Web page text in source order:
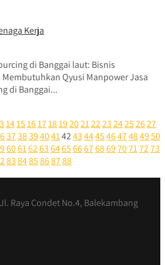
Kerja
di Banggai laut: Bisnis
Membutuhkan Qyusi Manpower Jasa
di Banggai...
1415161718192021222324252627
3738394041424344454647484950
6061626364656667686970717273
838485868788
Raya Condet No.4, Balekambang